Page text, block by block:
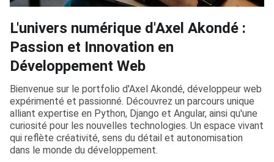
L'univers numérique d'Axel Akondé :
Passion et Innovation en
Développement Web
Bienvenue sur le portfolio d'Axel Akondé, développeur web
expérimenté et passionné. Découvrez un parcours unique
alliant expertise en Python, Django et Angular, ainsi qu'une
curiosité pour les nouvelles technologies. Un espace vivant
qui reflète créativité, sens du détail et autonomisation
dans le monde du développement.